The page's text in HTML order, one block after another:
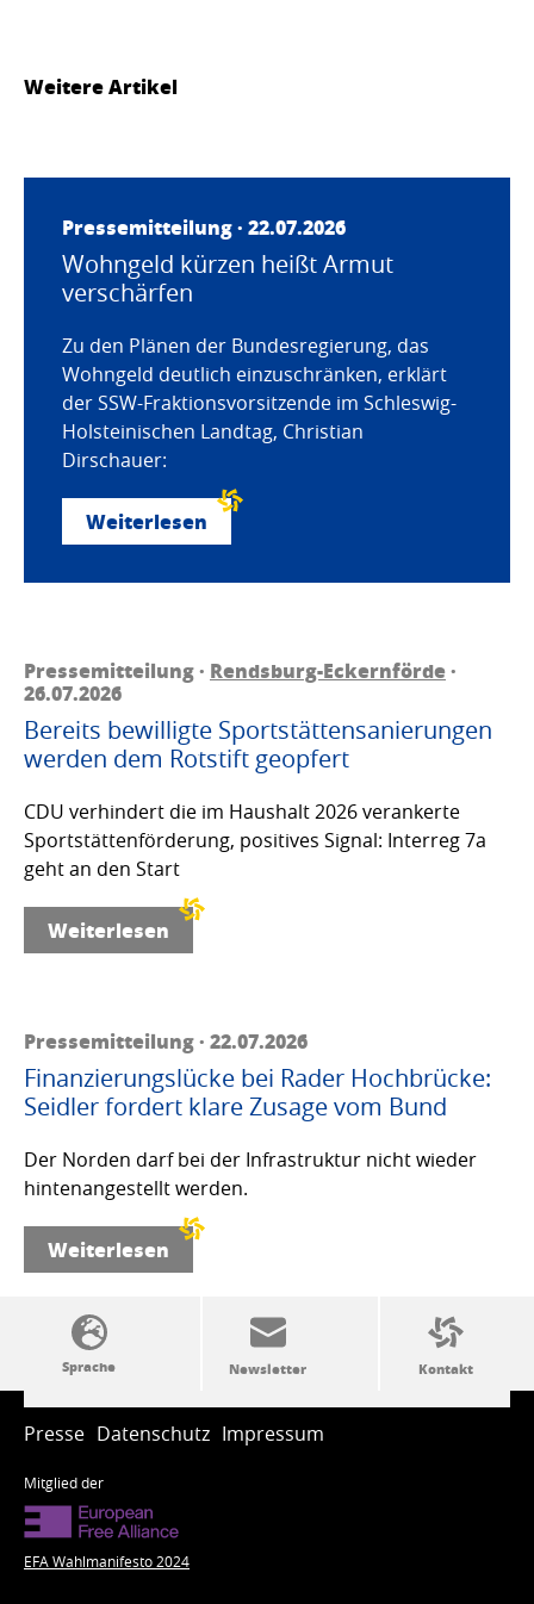
Weitere Artikel
Pressemitteilung · 22.07.2026
Wohngeld kürzen heißt Armut
verschärfen
Zu den Plänen der Bundesregierung, das
Wohngeld deutlich einzuschränken, erklärt
der SSW-Fraktionsvorsitzende im Schleswig-
Holsteinischen Landtag, Christian
Dirschauer:
Weiterlesen
Pressemitteilung · Rendsburg-Eckernförde·
26.07.2026
Bereits bewilligte Sportstättensanierungen
werden dem Rotstift geopfert
CDU verhindert die im Haushalt 2026 verankerte
Sportstättenförderung, positives Signal: Interreg 7a
geht an den Start
Weiterlesen
Pressemitteilung · 22.07.2026
Finanzierungslücke bei Rader Hochbrücke:
Seidler fordert klare Zusage vom Bund
Der Norden darf bei der Infrastruktur nicht wieder
hintenangestellt werden.
Weiterlesen
SSW-Politik von A bis Z
Presse Datenschutz Impressum
Mitglied der
EFA Wahlmanifesto 2024